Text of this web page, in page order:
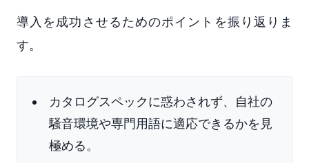
導入を成功させるためのポイントを振り返りま
す。
カタログスペックに惑わされず、自社の
騒音環境や専門用語に適応できるかを見
極める。